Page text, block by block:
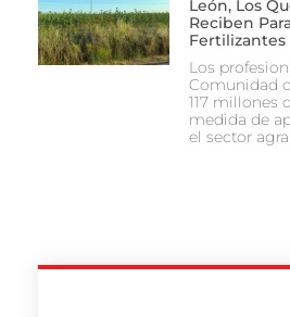
León, Los
Reciben
Fertilizantes
Los
Comunidad
117 millones
medida de
el sector